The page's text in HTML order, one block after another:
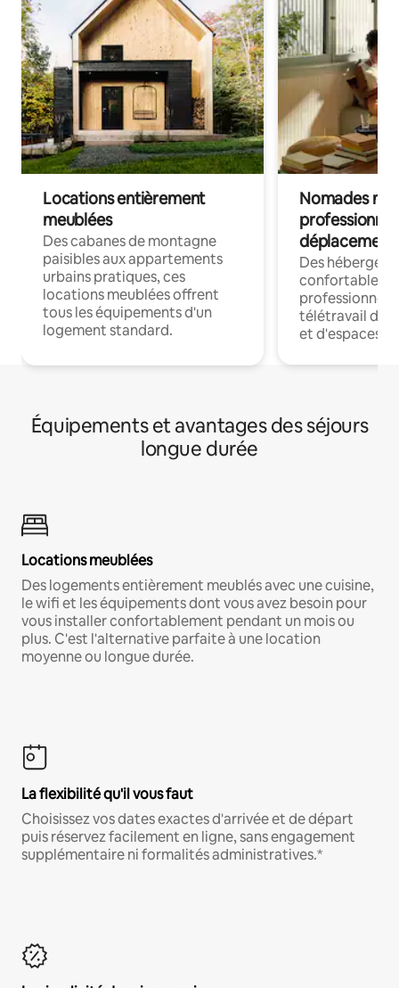
Locations entièrement
meublées
Des cabanes de montagne
paisibles aux appartements
urbains pratiques, ces
locations meublées offrent
tous les équipements d'un
logement standard.
Nomades
déplacement
Des
confortables
professionnels
télétravail
et d'espaces
Équipements et avantages des séjours
longue durée
Locations meublées
Des logements entièrement meublés avec une cuisine,
le wifi et les équipements dont vous avez besoin pour
vous installer confortablement pendant un mois ou
plus. C'est l'alternative parfaite à une location
moyenne ou longue durée.
La flexibilité qu'il vous faut
Choisissez vos dates exactes d'arrivée et de départ
puis réservez facilement en ligne, sans engagement
supplémentaire ni formalités administratives.*